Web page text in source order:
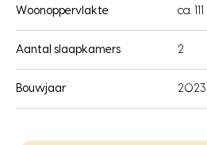
Woonoppervlakte ca.
Aantal slaapkamers 2
Bouwjaar 2023